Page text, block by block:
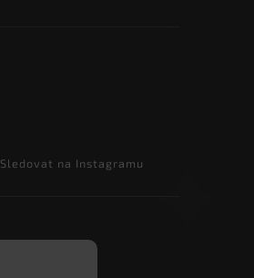
Sledovat na Instagramu